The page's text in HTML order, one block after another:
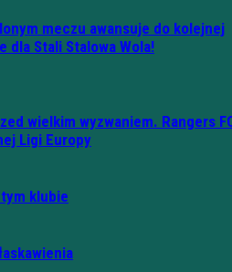
meczu awansuje do kolejnej
dla Stali Stalowa Wola!
wielkim wyzwaniem. Rangers
Ligi Europy
klubie